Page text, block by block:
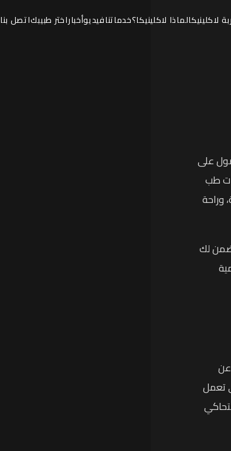
لاكلينيكالماذا لاكلينيكا؟خدماتنافيديوأخباراختر طبيبكاتصل بنا
على
طب
وراحة
لك
تعمل